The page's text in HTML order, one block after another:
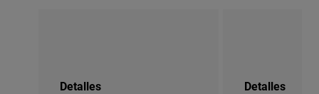
Detalles Detalles